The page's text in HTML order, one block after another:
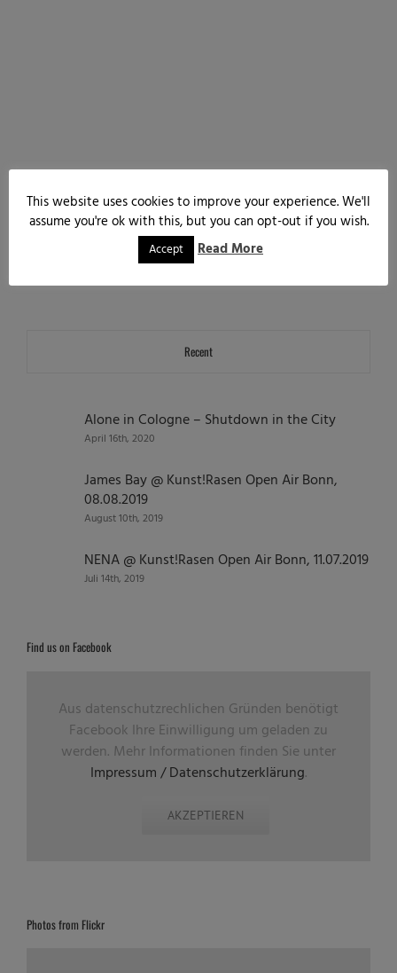
Recent
Alone in Cologne – Shutdown in the City
April 16th, 2020
James Bay @ Kunst!Rasen Open Air Bonn,
08.08.2019
August 10th, 2019
NENA @ Kunst!Rasen Open Air Bonn, 11.07.2019
Juli 14th, 2019
Find us on Facebook
Aus datenschutzrechlichen Gründen benötigt
Facebook Ihre Einwilligung um geladen zu
werden. Mehr Informationen finden Sie unter
Impressum / Datenschutzerklärung.
AKZEPTIEREN
Photos from Flickr
This website uses cookies to improve your experience. We'll
assume you're ok with this, but you can opt-out if you wish.
Accept Read More